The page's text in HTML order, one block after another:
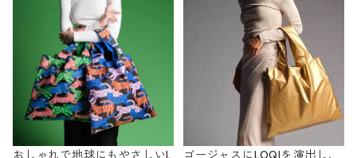
おしゃれで地球にもやさしいL
ゴージャスにLOQIを演出し、